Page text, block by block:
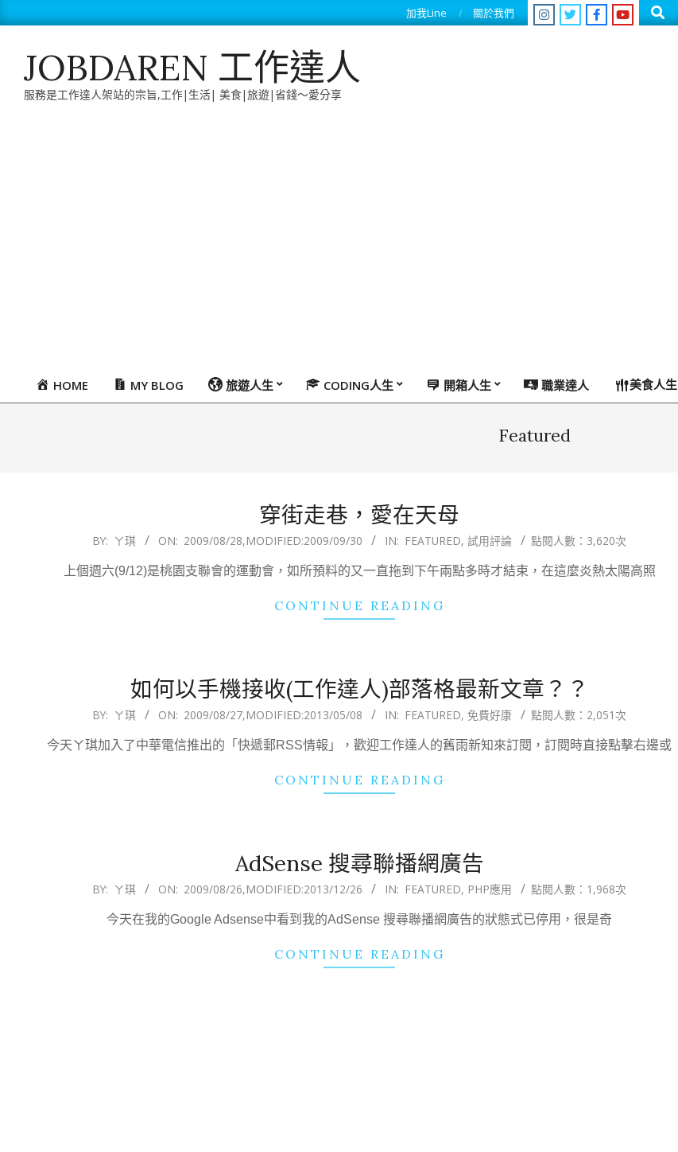
to
加我Line 關於我們 Search
JOBDAREN 工作達人
服務是工作達人架站的宗旨,工作|生活| 美食|旅遊|省錢～愛分享
PrimaryHOME MY BLOG 旅遊人生 CODING人生 開箱人生 職業達人 美食人生
Featured
穿街走巷，愛在天母
BY: ㄚ琪 ON: 2009/08/28,MODIFIED:2009/09/30 IN: FEATURED, 試用評論 點閱人數：3,620次
上個週六(9/12)是桃園支聯會的運動會，如所預料的又一直拖到下午兩點多時才結束，在這麼炎熱太陽高照
CONTINUE READING
如何以手機接收(工作達人)部落格最新文章？？
BY: ㄚ琪 ON: 2009/08/27,MODIFIED:2013/05/08 IN: FEATURED, 免費好康 點閱人數：2,051次
今天ㄚ琪加入了中華電信推出的「快遞郵RSS情報」，歡迎工作達人的舊雨新知來訂閱，訂閱時直接點擊右邊或
CONTINUE READING
AdSense 搜尋聯播網廣告
BY: ㄚ琪 ON: 2009/08/26,MODIFIED:2013/12/26 IN: FEATURED, PHP應用 點閱人數：1,968次
今天在我的Google Adsense中看到我的AdSense 搜尋聯播網廣告的狀態式已停用，很是奇
CONTINUE READING